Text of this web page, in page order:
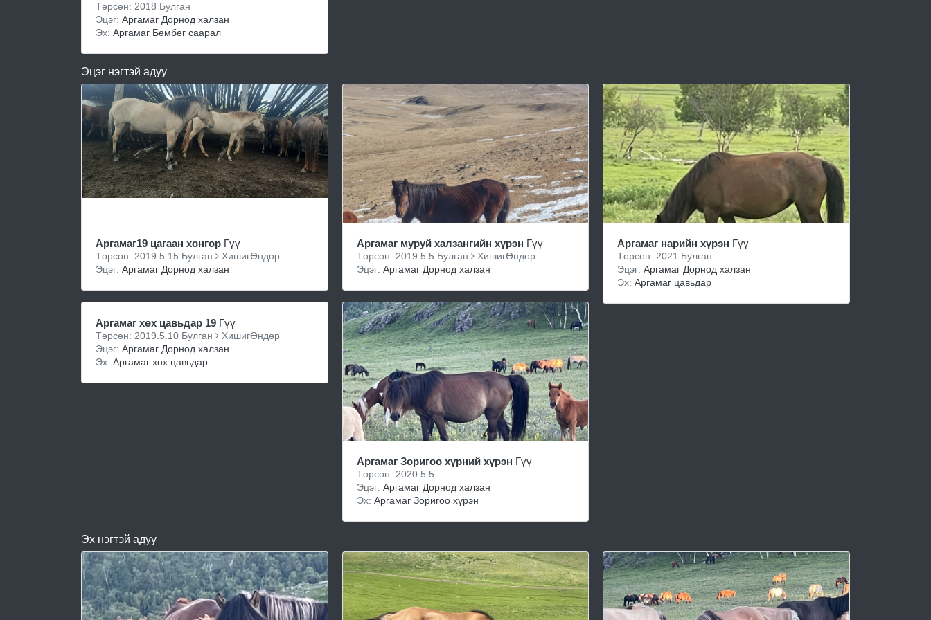
Төрсөн: 2018 Булган
Эцэг: Аргамаг Дорнод халзан
Эх: Аргамаг Бөмбөг саарал
Эцэг нэгтэй адуу
Аргамаг19 цагаан хонгор Гүү
Төрсөн: 2019.5.15 Булган
ХишигӨндөр
Эцэг: Аргамаг Дорнод халзан
Аргамаг хөх цавьдар 19 Гүү
Төрсөн: 2019.5.10 Булган
ХишигӨндөр
Эцэг: Аргамаг Дорнод халзан
Эх: Аргамаг хөх цавьдар
Аргамаг муруй халзангийн хүрэн Гүү
Төрсөн: 2019.5.5 Булган
ХишигӨндөр
Эцэг: Аргамаг Дорнод халзан
Аргамаг Зоригоо хүрний хүрэн Гүү
Төрсөн: 2020.5.5
Эцэг: Аргамаг Дорнод халзан
Эх: Аргамаг Зоригоо хүрэн
Аргамаг нарийн хүрэн Гүү
Төрсөн: 2021 Булган
Эцэг:Аргамаг Дорнод халзан
Эх:Аргамаг цавьдар
Эх нэгтэй адуу